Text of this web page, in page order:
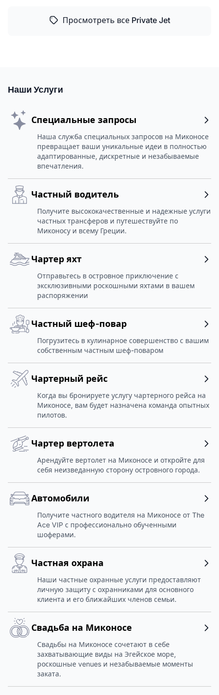
Просмотреть все Private Jet
Наши Услуги
Специальные запросы
Наша служба специальных запросов на Миконосе
превращает ваши уникальные идеи в полностью
адаптированные, дискретные и незабываемые
впечатления.
Частный водитель
Получите высококачественные и надежные услуги
частных трансферов и путешествуйте по
Миконосу и всему Греции.
Чартер яхт
Отправьтесь в островное приключение с
эксклюзивными роскошными яхтами в вашем
распоряжении
Частный шеф-повар
Погрузитесь в кулинарное совершенство с вашим
собственным частным шеф-поваром
Чартерный рейс
Когда вы бронируете услугу чартерного рейса на
Миконосе, вам будет назначена команда опытных
пилотов.
Чартер вертолета
Арендуйте вертолет на Миконосе и откройте для
себя неизведанную сторону островного города.
Автомобили
Получите частного водителя на Миконосе от The
Ace VIP с профессионально обученными
шоферами.
Частная охрана
Наши частные охранные услуги предоставляют
личную защиту с охранниками для основного
клиента и его ближайших членов семьи.
Свадьба на Миконосе
Свадьбы на Миконосе сочетают в себе
захватывающие виды на Эгейское море,
роскошные venues и незабываемые моменты
заката.